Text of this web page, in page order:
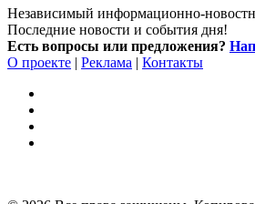
Независимый информационно-
Последние новости и события дня!
Есть вопросы или предложения?
О проекте | Реклама | Контакты